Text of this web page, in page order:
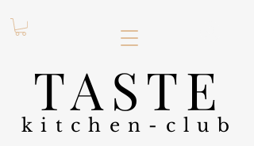
TASTE
kitchen-club